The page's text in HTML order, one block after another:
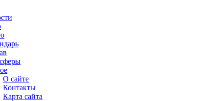
О сайте
Контакты
Карта сайта